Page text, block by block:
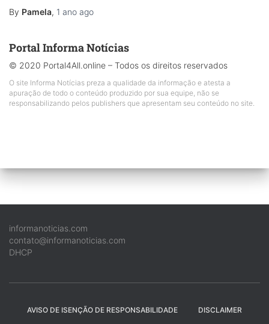
By Pamela, 1 ano ago
Portal Informa Notícias
© 2020 Portal4All.online – Todos os direitos reservados
O site Informa Notícias preza a qualidade da informação e atesta a
apuração de todo o conteúdo produzido por sua equipe, não se
responsabilizando pelos publishers que apresentam seu conteúdo no site.
informanoticias.com
contato@informanoticias.com
DHCP
AVISO DE ISENÇÃO DE RESPONSABILIDADE DISCLAIMER